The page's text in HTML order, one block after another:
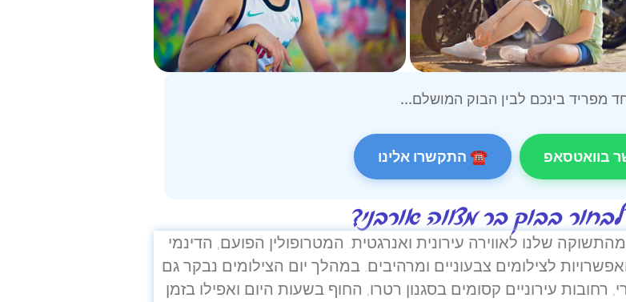
מפריד בינכם לבין הבוק המושלם...
בוואטסאפ ☎ התקשרו אלינו
בבוק בר מצווה אורבני?
שלנו לאווירה עירונית ואנרגטית. המטרופולין הפועם, הדינמי
לצילומים צבעוניים ומרהיבים. במהלך יום הצילומים נבקר גם
עירוניים קסומים בסגנון רטרו, החוף בשעות היום ואפילו בזמן